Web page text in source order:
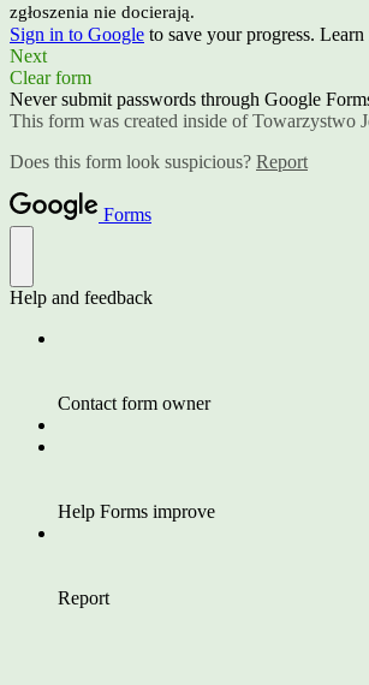
zgłoszenia nie docierają.
Sign in to Google to save your progress. Learn
Next
Clear form
Never submit passwords through Google
This form was created inside of Towarzystwo
Does this form look suspicious? Report
Forms
Help and feedback
Contact form owner
Help Forms improve
Report